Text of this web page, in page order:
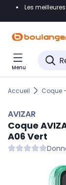
Accéder
Accéder
Accéder
Les
Menu
Accueil Coque
AVIZAR
Coque
A06 Vert